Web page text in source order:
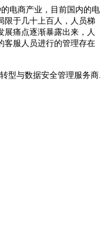
电商产业，目前国内的电
限于几十上百人，人员梯
展痛点逐渐暴露出来，人
客服人员进行的管理存在